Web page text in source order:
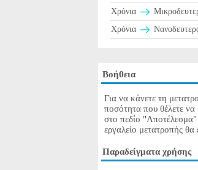
Χρόνια
Χρόνια
Βοήθεια
Για να κάνετε τη
ποσότητα που θέλετε
στο πεδίο
εργαλείο μετατροπής θα
Παραδείγματα χρήσης